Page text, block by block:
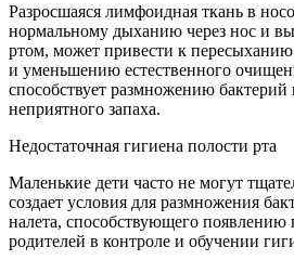
Разросшаяся лимфоидная ткань в
нормальному дыханию через нос и
ртом, может привести к пересыханию
и уменьшению естественного
способствует размножению
неприятного запаха.
Недостаточная гигиена полости рта
Маленькие дети часто не могут
создает условия для размножения
налета, способствующего появлению
родителей в контроле и обучении